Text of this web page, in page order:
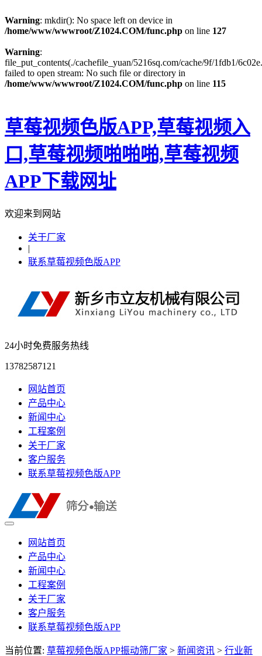
Warning: mkdir(): No space left on device in
/home/www/wwwroot/Z1024.COM/func.php on line 127
Warning:
file_put_contents(./cachefile_yuan/5216sq.com/cache/9f/1fdb1/
failed to open stream: No such file or directory in
/home/www/wwwroot/Z1024.COM/func.php on line 115
草莓视频色版APP,草莓视频入
口,草莓视频啪啪啪,草莓视频
APP下载网址
欢迎来到网站
关于厂家
|
联系草莓视频色版APP
24小时免费服务热线
13782587121
网站首页
产品中心
新闻中心
工程案例
关于厂家
客户服务
联系草莓视频色版APP
网站首页
产品中心
新闻中心
工程案例
关于厂家
客户服务
联系草莓视频色版APP
当前位置: 草莓视频色版APP振动筛厂家 > 新闻资讯 > 行业新